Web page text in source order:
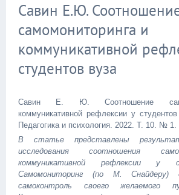
Савин Е.Ю.
самомониторинга и
коммуникативной
студентов вуза
Савин Е. Ю. Соотношение
коммуникативной рефлексии у
Педагогика и психология. 2022. Т. 10. № 1.
В статье представлены
исследования соотношения
коммуникативной рефлексии у
Самомониторинг (по М. Снайдеру)
самоконтроль своего желаемого